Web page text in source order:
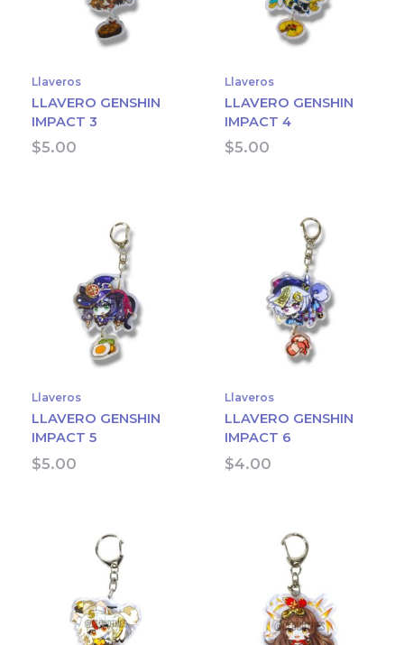
Llaveros
LLAVERO GENSHIN
IMPACT 3
$5.00
Llaveros
LLAVERO GENSHIN
IMPACT 4
$5.00
Llaveros
LLAVERO GENSHIN
IMPACT 5
$5.00
Llaveros
LLAVERO GENSHIN
IMPACT 6
$4.00